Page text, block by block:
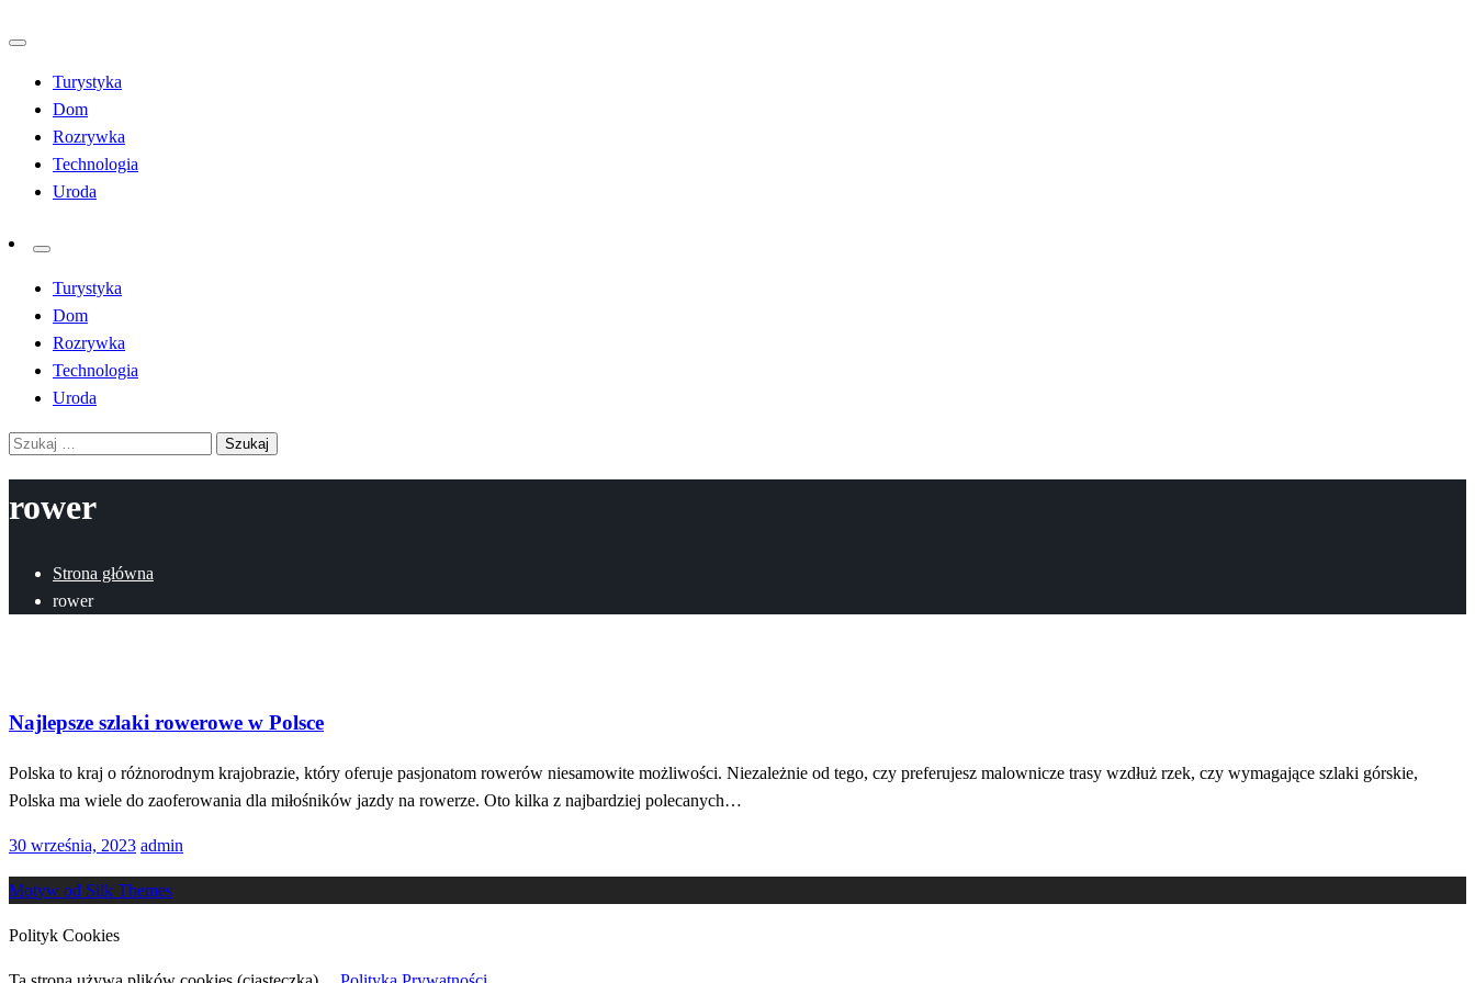
Przejdź
treści
Turystyka
Dom
Rozrywka
Technologia
Uroda
Turystyka
Dom
Rozrywka
Technologia
Uroda
Szukaj:
rower
Strona główna
rower
Najlepsze szlaki rowerowe w Polsce
Polska to kraj o różnorodnym krajobrazie, który oferuje pasjonatom rowerów niesamowite możliwości. Niezależnie od tego, czy preferujesz malownicze trasy wzdłuż rzek, czy wymagające szlaki górskie,
Polska ma wiele do zaoferowania dla miłośników jazdy na rowerze. Oto kilka z najbardziej polecanych…
Opublikowane
30 września, 2023 admin
Motyw od Silk Themes
Polityk Cookies